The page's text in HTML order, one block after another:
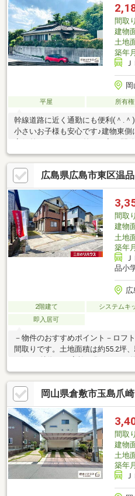
間取り
建物
土地
築年
平屋 所有権
幹線道路に近く通勤にも便利(＾.＾
小さいお子様も安心です♪建物東側
高低差があるので日差しも入り開
庫・倉庫）37.84㎡あり1995年築
倉敷店 約1，389m・マルナカ
ンイレブン 倉敷玉島インター店
倉敷駅店 約882m・ザグザグ玉
生会渡辺胃腸科外科病院 約
1010m・長尾郵便局 約411m
広島県広島市東区温
間取り
建物
土地
築年月
品小
広
2階建て システムキ
即入居可
－物件のおすすめポイント－ロフ
間取りです。土地面積は約55.2坪
用も可能・和室は客間にも使いや
せる対面式キッチン、勝手口・床
れ、家事動線良好・各階にトイレ
後)▼設備・食洗機▼周辺環境・ス
歩4分(約280m)・温品小学校 徒歩
幅員(m)×4／10×100％に制限され
岡山県倉敷市玉島爪
間取り
建物
土地
築年月